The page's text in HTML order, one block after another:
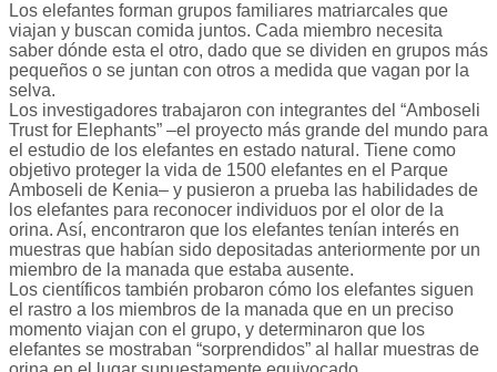
Los elefantes forman grupos familiares matriarcales que
viajan y buscan comida juntos. Cada miembro necesita
saber dónde esta el otro, dado que se dividen en grupos más
pequeños o se juntan con otros a medida que vagan por la
selva.
Los investigadores trabajaron con integrantes del “Amboseli
Trust for Elephants” –el proyecto más grande del mundo para
el estudio de los elefantes en estado natural. Tiene como
objetivo proteger la vida de 1500 elefantes en el Parque
Amboseli de Kenia– y pusieron a prueba las habilidades de
los elefantes para reconocer individuos por el olor de la
orina. Así, encontraron que los elefantes tenían interés en
muestras que habían sido depositadas anteriormente por un
miembro de la manada que estaba ausente.
Los científicos también probaron cómo los elefantes siguen
el rastro a los miembros de la manada que en un preciso
momento viajan con el grupo, y determinaron que los
elefantes se mostraban “sorprendidos” al hallar muestras de